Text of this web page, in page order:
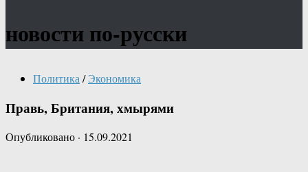
новости по-русски
Политика / Экономика
Правь, Британия, хмырями
Опубликовано · 15.09.2021